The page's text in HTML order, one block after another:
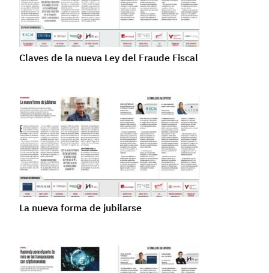
Claves de la nueva Ley del Fraude Fiscal
La nueva forma de jubilarse